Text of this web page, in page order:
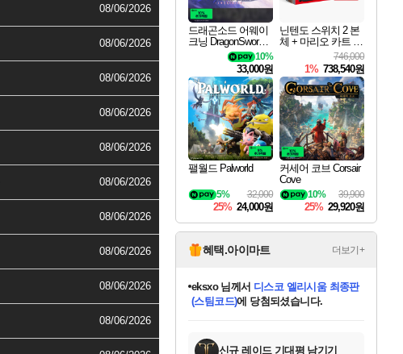
08/06/2026
08/06/2026
08/06/2026
08/06/2026
08/06/2026
08/06/2026
08/06/2026
08/06/2026
08/06/2026
08/06/2026
드래곤소드 어웨이
크닝 DragonSword A
10%
33,000원
닌텐도 스위치 2 본
체 + 마리오 카트 월
746,000
1% 738,540원
팰월드 Palworld
32,000
5%
25% 24,000원
커세어 코브 Corsair
Cove
39,900
10%
25% 29,920원
혜택.아이마트 더보기+
당첨되셨습니다.
당첨되셨습니다.
(스팀코드)에 당첨되셨습니다.
칠부님께서 네이버페이 1만원
당첨되셨습니다.
당첨되셨습니다.
에디션 (스팀코드)를 교환.
당첨되셨습니다.
당첨되셨습니다.
당첨되셨습니다.
당첨되셨습니다.
신규 레이드 기대평 남기기